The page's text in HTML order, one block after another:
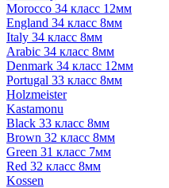
Morocco 34 класс 12мм
England 34 класс 8мм
Italy 34 класс 8мм
Arabic 34 класс 8мм
Denmark 34 класс 12мм
Portugal 33 класс 8мм
Holzmeister
Kastamonu
Black 33 класс 8мм
Brown 32 класс 8мм
Green 31 класс 7мм
Red 32 класс 8мм
Kossen